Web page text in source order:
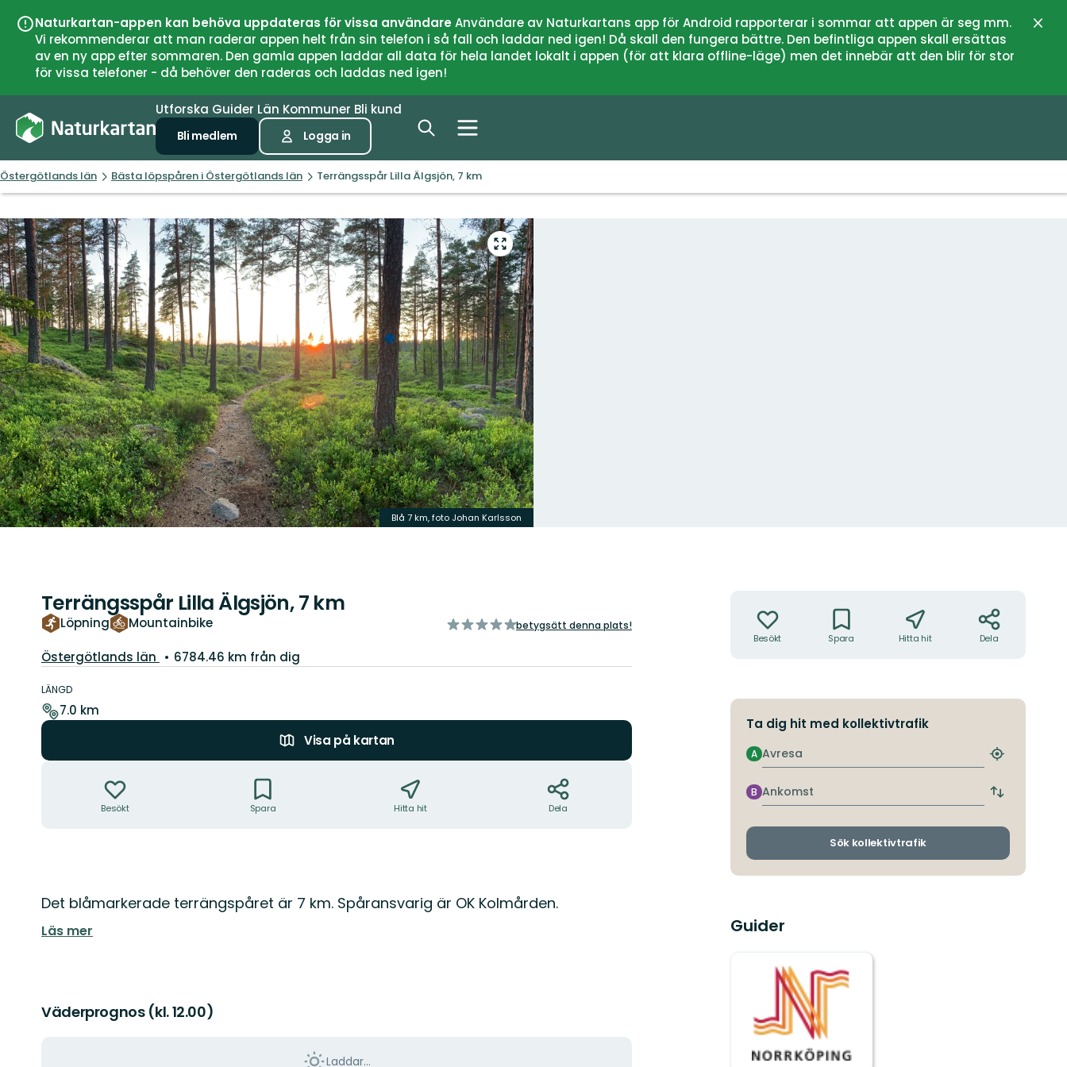
Naturkartan-appen kan behöva uppdateras för vissa användareAnvändare av Naturkartans app för Android rapporterar i sommar att appen är seg mm.
Vi rekommenderar att man raderar appen helt från sin telefon i så fall och laddar ned igen! Då skall den fungera bättre. Den befintliga appen skall ersättas
av en ny app efter sommaren. Den gamla appen laddar all data för hela landet lokalt i appen (för att klara offline-läge) men det innebär att den blir för stor
för vissa telefoner - då behöver den raderas och laddas ned igen!
Utforska Guider Län Kommuner Bli kund
Bli medlem Logga in
Östergötlands län Bästa löpspåren i Östergötlands län Terrängsspår Lilla Älgsjön, 7 km
Gå
till
helskärmsläge
Blå 7 km, foto Johan Karlsson
Terrängsspår Lilla Älgsjön, 7 km
Löpning Mountainbike
av
betygsätt denna plats!
Län:
Östergötlands län 6784.46 km från dig
om
leden
LÄNGD
7.0 km
Visa på kartan
Besökt Spara Hitta hit Dela
Beskrivning
Det blåmarkerade terrängspåret är 7 km. Spåransvarig är OK Kolmården.
Läs mer
Väderprognos (kl. 12.00)
Laddar...
Besökt Spara Hitta hit Dela
Ta dig hit med kollektivtrafik
Avresa
A
Hitta
hållplats
Ankomst
B
Byt
och
Sök kollektivtrafik
Guider